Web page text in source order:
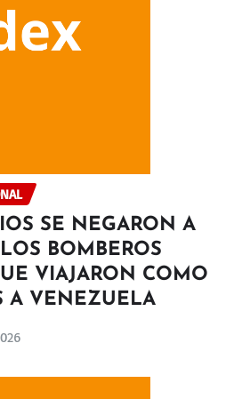
SE NEGARON A
BOMBEROS
VIAJARON COMO
A VENEZUELA